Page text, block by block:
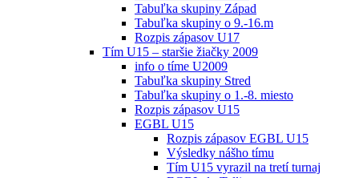
Tabuľka skupiny Západ
Tabuľka skupiny o 9.-16.m
Rozpis zápasov U17
Tím U15 – staršie žiačky 2009
info o tíme U2009
Tabuľka skupiny Stred
Tabuľka skupiny o 1.-8. miesto
Rozpis zápasov U15
EGBL U15
Rozpis zápasov EGBL U15
Výsledky nášho tímu
Tím U15 vyrazil na tretí turnaj